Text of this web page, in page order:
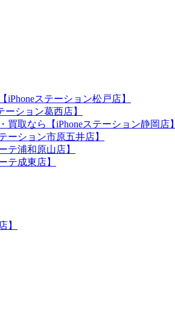
ステーション松戸店】
ーション葛西店】
取なら【iPhoneステーション静岡店】
ーション市原五井店】
テ浦和原山店】
テ成東店】
】